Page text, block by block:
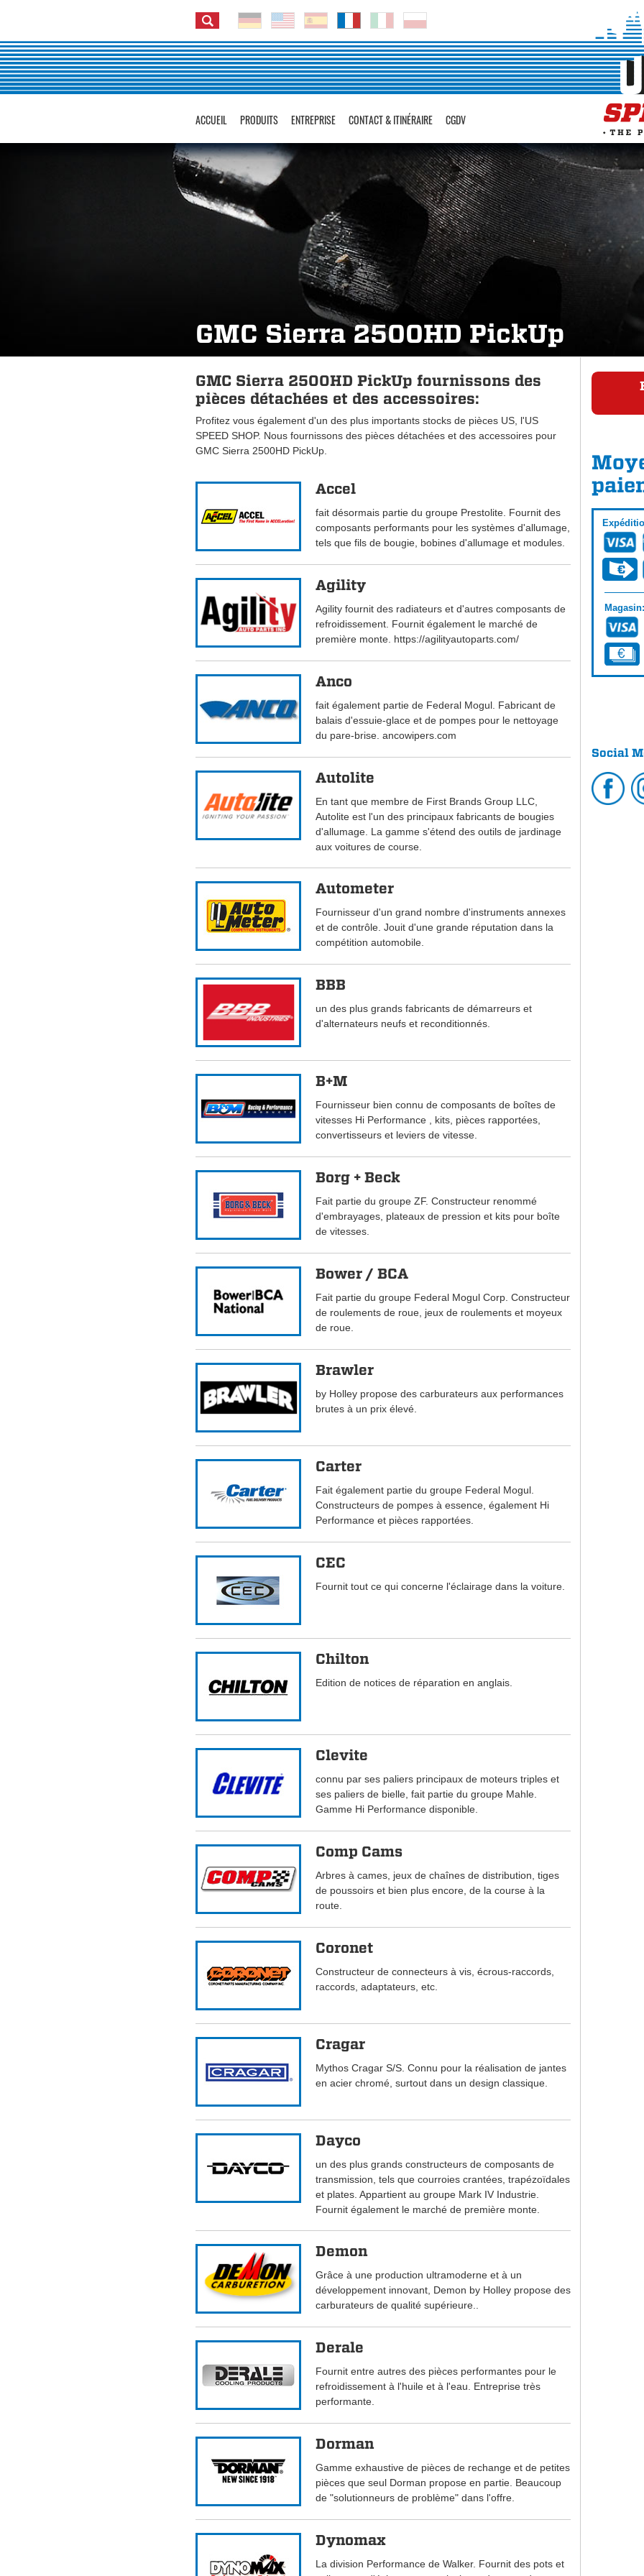
ACCUEIL PRODUITS ENTREPRISE CONTACT & ITINÉRAIRE CGDV
GMC Sierra 2500HD PickUp
GMC Sierra 2500HD PickUp fournissons des
pièces détachées et des accessoires:
Profitez vous également d'un des plus importants stocks de pièces US, l'US
SPEED SHOP. Nous fournissons des pièces détachées et des accessoires pour
GMC Sierra 2500HD PickUp.
Accel
fait désormais partie du groupe Prestolite. Fournit des
composants performants pour les systèmes d'allumage,
tels que fils de bougie, bobines d'allumage et modules.
Agility
Agility fournit des radiateurs et d'autres composants de
refroidissement. Fournit également le marché de
première monte. https://agilityautoparts.com/
Anco
fait également partie de Federal Mogul. Fabricant de
balais d'essuie-glace et de pompes pour le nettoyage
du pare-brise. ancowipers.com
Autolite
En tant que membre de First Brands Group LLC,
Autolite est l'un des principaux fabricants de bougies
d'allumage. La gamme s'étend des outils de jardinage
aux voitures de course.
Autometer
Fournisseur d'un grand nombre d'instruments annexes
et de contrôle. Jouit d'une grande réputation dans la
compétition automobile.
BBB
un des plus grands fabricants de démarreurs et
d'alternateurs neufs et reconditionnés.
B+M
Fournisseur bien connu de composants de boîtes de
vitesses Hi Performance , kits, pièces rapportées,
convertisseurs et leviers de vitesse.
Borg + Beck
Fait partie du groupe ZF. Constructeur renommé
d'embrayages, plateaux de pression et kits pour boîte
de vitesses.
Bower / BCA
Fait partie du groupe Federal Mogul Corp. Constructeur
de roulements de roue, jeux de roulements et moyeux
de roue.
Brawler
by Holley propose des carburateurs aux performances
brutes à un prix élevé.
Carter
Fait également partie du groupe Federal Mogul.
Constructeurs de pompes à essence, également Hi
Performance et pièces rapportées.
CEC
Fournit tout ce qui concerne l'éclairage dans la voiture.
Chilton
Edition de notices de réparation en anglais.
Clevite
connu par ses paliers principaux de moteurs triples et
ses paliers de bielle, fait partie du groupe Mahle.
Gamme Hi Performance disponible.
Comp Cams
Arbres à cames, jeux de chaînes de distribution, tiges
de poussoirs et bien plus encore, de la course à la
route.
Coronet
Constructeur de connecteurs à vis, écrous-raccords,
raccords, adaptateurs, etc.
Cragar
Mythos Cragar S/S. Connu pour la réalisation de jantes
en acier chromé, surtout dans un design classique.
Dayco
un des plus grands constructeurs de composants de
transmission, tels que courroies crantées, trapézoïdales
et plates. Appartient au groupe Mark IV Industrie.
Fournit également le marché de première monte.
Demon
Grâce à une production ultramoderne et à un
développement innovant, Demon by Holley propose des
carburateurs de qualité supérieure..
Derale
Fournit entre autres des pièces performantes pour le
refroidissement à l'huile et à l'eau. Entreprise très
performante.
Dorman
Gamme exhaustive de pièces de rechange et de petites
pièces que seul Dorman propose en partie. Beaucoup
de "solutionneurs de problème" dans l'offre.
Dynomax
La division Performance de Walker. Fournit des pots et
Magasin:
Social